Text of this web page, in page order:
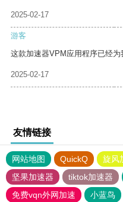
2025-02-17
游客
这款加速器VPM应用程序已经为
2025-02-17
友情链接
网站地图 QuickQ 旋风
坚果加速器
tiktok加速器
免费vqn外网加速
小蓝鸟